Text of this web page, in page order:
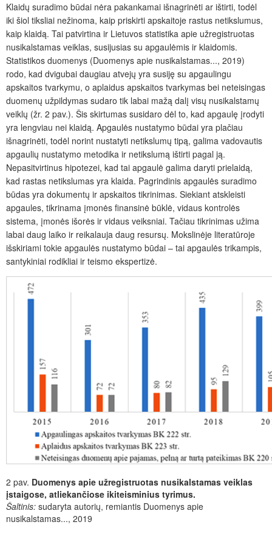
Klaidų suradimo būdai nėra pakankamai išnagrinėti ar ištirti, todėl
iki šiol tiksliai nežinoma, kaip priskirti apskaitoje rastus netikslumus,
kaip klaidą. Tai patvirtina ir Lietuvos statistika apie užregistruotas
nusikalstamas veiklas, susijusias su apgaulėmis ir klaidomis.
Statistikos duomenys (Duomenys apie nusikalstamas..., 2019)
rodo, kad dvigubai daugiau atvejų yra susiję su apgaulingu
apskaitos tvarkymu, o aplaidus apskaitos tvarkymas bei neteisingas
duomenų užpildymas sudaro tik labai mažą dalį visų nusikalstamų
veiklų (žr. 2 pav.). Šis skirtumas susidaro dėl to, kad apgaulę įrodyti
yra lengviau nei klaidą. Apgaulės nustatymo būdai yra plačiau
išnagrinėti, todėl norint nustatyti netikslumų tipą, galima vadovautis
apgaulių nustatymo metodika ir netikslumą ištirti pagal ją.
Nepasitvirtinus hipotezei, kad tai apgaulė galima daryti prielaidą,
kad rastas netikslumas yra klaida. Pagrindinis apgaulės suradimo
būdas yra dokumentų ir apskaitos tikrinimas. Siekiant atskleisti
apgaules, tikrinama įmonės finansinė būklė, vidaus kontrolės
sistema, įmonės išorės ir vidaus veiksniai. Tačiau tikrinimas užima
labai daug laiko ir reikalauja daug resursų. Mokslinėje literatūroje
išskiriami tokie apgaulės nustatymo būdai – tai apgaulės trikampis,
santykiniai rodikliai ir teismo ekspertizė.
2 pav. Duomenys apie užregistruotas nusikalstamas veiklas
įstaigose, atliekančiose ikiteisminius tyrimus.
Šaltinis: sudaryta autorių, remiantis Duomenys apie
nusikalstamas..., 2019